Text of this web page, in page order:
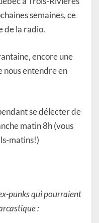
semaines, ce
de la radio.
encore une
nous entendre en
se délecter de
matin 8h (vous
matins!)
punks qui pourraient
: